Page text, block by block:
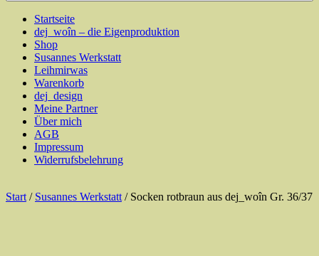
Startseite
dej_woîn – die Eigenproduktion
Shop
Susannes Werkstatt
Leihmirwas
Warenkorb
dej_design
Meine Partner
Über mich
AGB
Impressum
Widerrufsbelehrung
Start / Susannes Werkstatt / Socken rotbraun aus dej_woîn Gr. 36/37